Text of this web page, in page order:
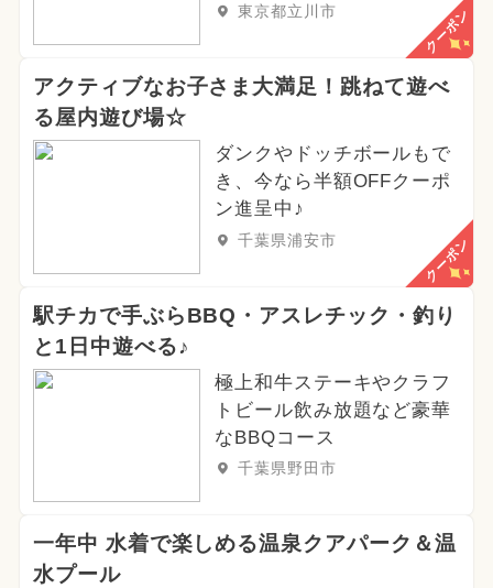
東京都立川市 クーポン
アクティブなお子さま大満足！跳ねて遊べ
る屋内遊び場☆
ダンクやドッチボールもで
き、今なら半額OFFクーポ
ン進呈中♪
千葉県浦安市 クーポン
駅チカで手ぶらBBQ・アスレチック・釣り
と1日中遊べる♪
極上和牛ステーキやクラフ
トビール飲み放題など豪華
なBBQコース
千葉県野田市
一年中 水着で楽しめる温泉クアパーク＆温
水プール